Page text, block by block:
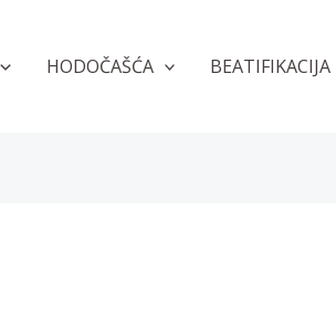
HODOČAŠĆA BEATIFIKACIJA